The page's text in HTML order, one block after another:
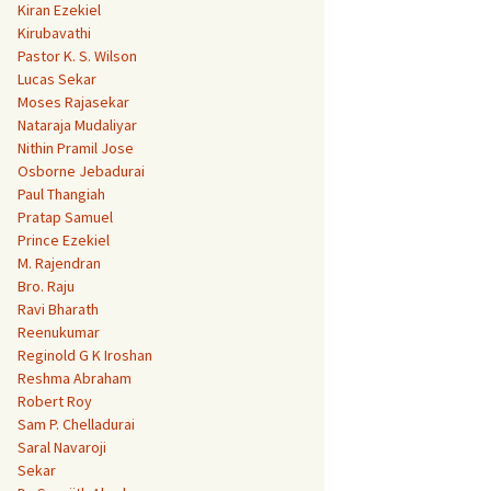
Kiran Ezekiel
Kirubavathi
Pastor K. S. Wilson
Lucas Sekar
Moses Rajasekar
Nataraja Mudaliyar
Nithin Pramil Jose
Osborne Jebadurai
Paul Thangiah
Pratap Samuel
Prince Ezekiel
M. Rajendran
Bro. Raju
Ravi Bharath
Reenukumar
Reginold G K Iroshan
Reshma Abraham
Robert Roy
Sam P. Chelladurai
Saral Navaroji
Sekar